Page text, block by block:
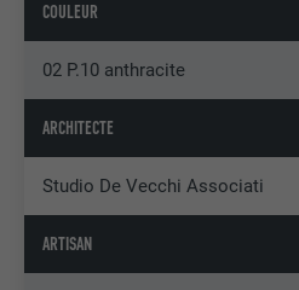
COULEUR
02 P.10 anthracite
ARCHITECTE
Studio De Vecchi Associati
ARTISAN